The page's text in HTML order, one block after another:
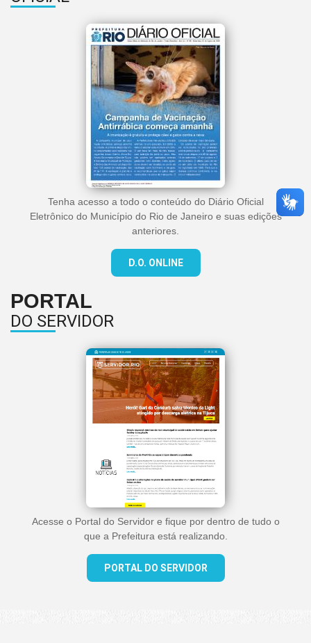
Tenha acesso a todo o conteúdo do Diário Oficial
Eletrônico do Município do Rio de Janeiro e suas edições
anteriores.
D.O. ONLINE
PORTAL
DO SERVIDOR
Acesse o Portal do Servidor e fique por dentro de tudo o
que a Prefeitura está realizando.
PORTAL DO SERVIDOR